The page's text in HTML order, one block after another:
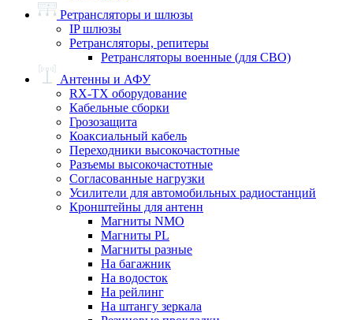
Ретрансляторы и шлюзы
IP шлюзы
Ретрансляторы, репитеры
Ретрансляторы военные (для СВО)
Антенны и АФУ
RX-TX оборудование
Кабельные сборки
Грозозащита
Коаксиальный кабель
Переходники высокочастотные
Разъемы высокочастотные
Согласованные нагрузки
Усилители для автомобильных радиостанций
Кронштейны для антенн
Магниты NMO
Магниты PL
Магниты разные
На багажник
На водосток
На рейлинг
На штангу зеркала